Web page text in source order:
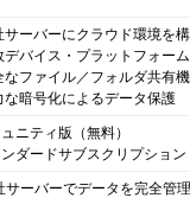
サーバーにクラウド環境を
デバイス・プラットフォー
なファイル／フォルダ共有
な暗号化によるデータ保護
ニティ版（無料）
ダードサブスクリプション
ーバーでデータを完全管